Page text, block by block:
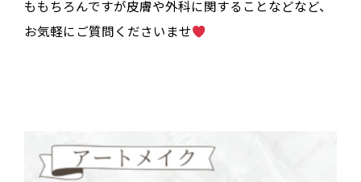
ももちろんですが皮膚や外科に関することなどなど、
お気軽にご質問くださいませ